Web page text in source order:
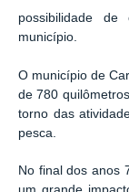
possibilidade
município.
O município de
de 780
torno das
pesca.
No final dos anos